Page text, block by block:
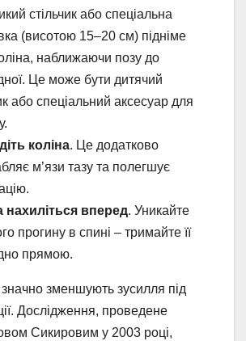
стільчик або спеціальна
(висотою 15–20 см) підніме
наближаючи позу до
Це може бути дитячий
або спеціальний аксесуар для
коліна. Це додатково
м’язи тазу та полегшує
нахиліться вперед. Уникайте
прогину в спині – тримайте її
прямою.
значно зменшують зусилля під
Дослідження, проведене
Сикировим у 2003 році,